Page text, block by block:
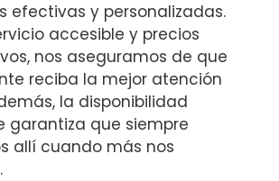
efectivas y personalizadas.
accesible y precios
nos aseguramos de que
reciba la mejor atención
la disponibilidad
garantiza que siempre
allí cuando más nos